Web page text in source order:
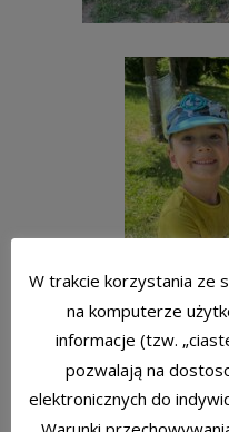
W trakcie korzystania ze
na komputerze
informacje (tzw.
pozwalają na
elektronicznych do